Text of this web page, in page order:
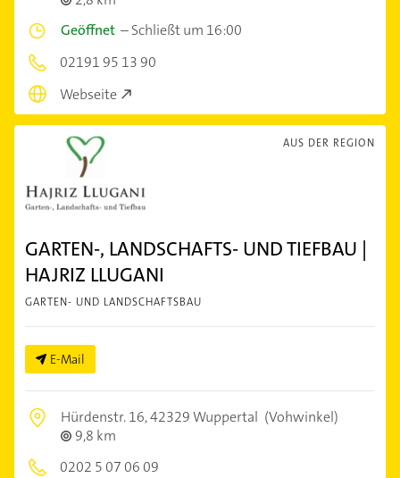
Geöffnet –Schließt um 16:00
02191 95 13 90
Webseite
AUS DER REGION
GARTEN-, LANDSCHAFTS- UND TIEFBAU |
HAJRIZ LLUGANI
GARTEN- UND LANDSCHAFTSBAU
E-Mail
Hürdenstr. 16,42329 Wuppertal (Vohwinkel)
9,8 km
0202 5 07 06 09